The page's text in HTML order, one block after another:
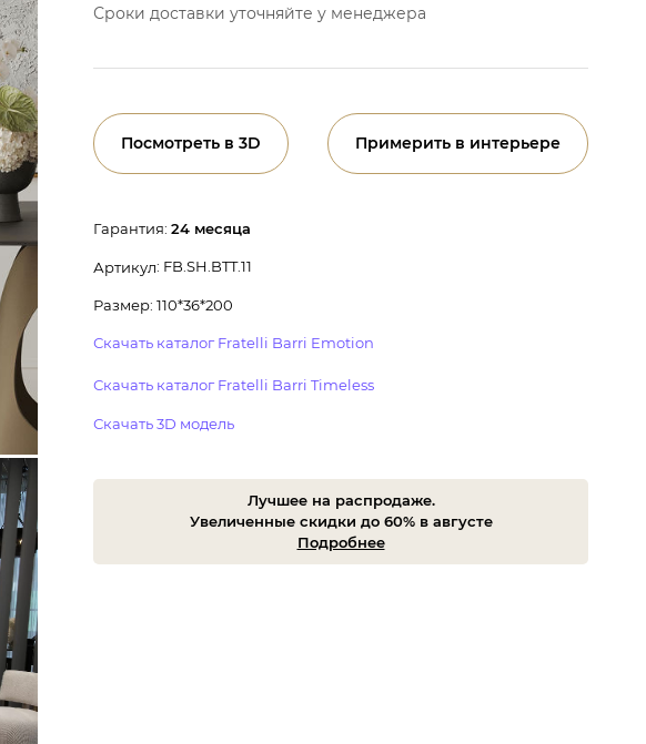
Сроки доставки уточняйте у менеджера
Посмотреть в 3D Примерить в интерьере
Гарантия: 24 месяца
Артикул: FB.SH.BTT.11
Размер: 110*36*200
Скачать каталог Fratelli Barri Emotion
Скачать каталог Fratelli Barri Timeless
Скачать 3D модель
Лучшее на распродаже.
Увеличенные скидки до 60% в августе
Подробнее